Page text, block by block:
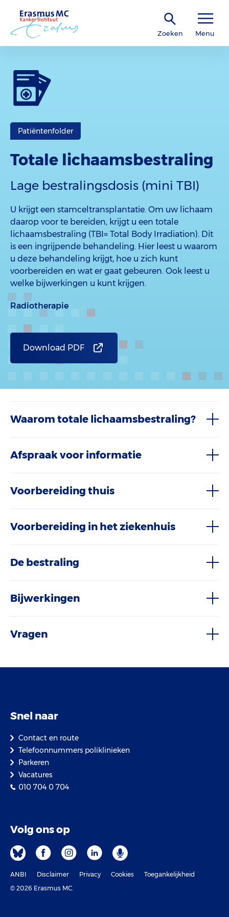
Zoeken Menu
Patiëntenfolder
Totale lichaamsbestraling
Lage bestralingsdosis (mini TBI)
U krijgt een stamceltransplantatie. Om uw lichaam
daarop voor te bereiden, krijgt u een totale
lichaamsbestraling (TBI= Total Body Irradiation). Dit
is een ingrijpende behandeling. Hier leest u waarom
u deze behandeling krijgt, hoe u zich kunt
voorbereiden en wat er gaat gebeuren. Ook leest u
welke bijwerkingen u kunt krijgen.
Radiotherapie
Download PDF
Waarom totale lichaamsbestraling?
Afspraak voor informatie
Voorbereiding thuis
Voorbereiding in het ziekenhuis
De bestraling
Bijwerkingen
Vragen
Snel naar
Contact en route
Telefoonnummers poliklinieken
Parkeren
Vacatures
010 704 0 704
Volg ons op
ANBI Disclaimer Privacy Cookies
Toegankelijkheid
© 2026 Erasmus MC.